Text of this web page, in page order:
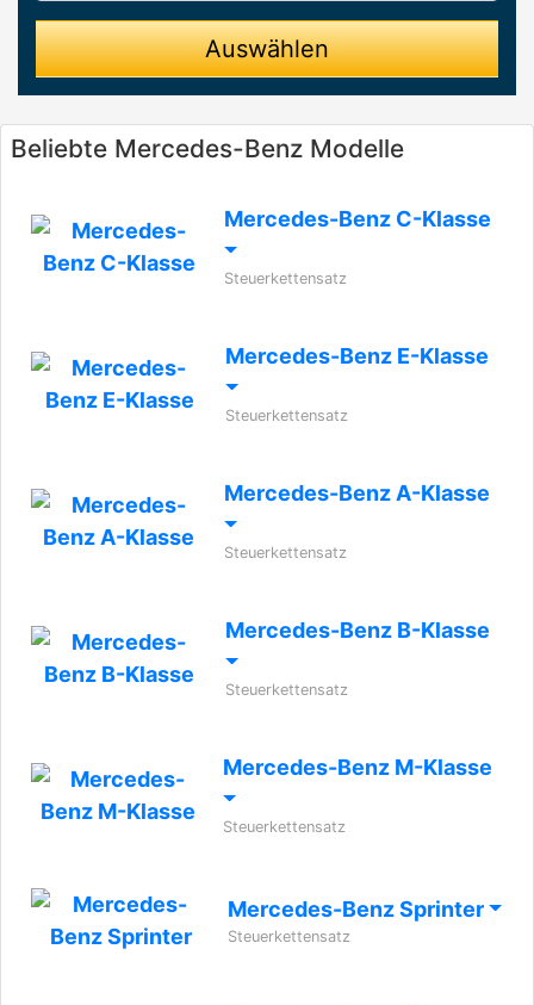
Auswählen
Beliebte Mercedes-Benz Modelle
Mercedes-Benz C-Klasse
Steuerkettensatz
Mercedes-Benz E-Klasse
Steuerkettensatz
Mercedes-Benz A-Klasse
Steuerkettensatz
Mercedes-Benz B-Klasse
Steuerkettensatz
Mercedes-Benz M-Klasse
Steuerkettensatz
Mercedes-Benz Sprinter
Steuerkettensatz